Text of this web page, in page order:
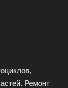
Ремонт